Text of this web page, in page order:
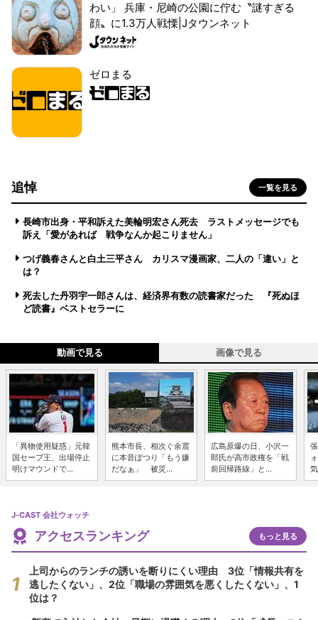
わい」 兵庫・尼崎の公園に佇む〝謎すぎる
顔〟に1.3万人戦慄|Jタウンネット
ゼロまる
追悼 一覧を見る
長崎市出身・平和訴えた美輪明宏さん死去 ラストメッセージでも
訴え「愛があれば 戦争なんか起こりません」
つげ義春さんと白土三平さん カリスマ漫画家、二人の「違い」と
は？
死去した丹羽宇一郎さんは、経済界有数の読書家だった 『死ぬほ
ど読書』ベストセラーに
動画で見る 画像で見る
「異物使用疑惑」元韓
国セーブ王、出場停止
明けマウンドで...
熊本市長、相次ぐ余震
に本音ぽつり「もう嫌
だなぁ」 被災...
広島原爆の日、小沢一
郎氏が高市政権を「戦
前回帰路線」と...
J-CAST 会社ウォッチ
アクセスランキング もっと見る
上司からのランチの誘いを断りにくい理由 3位「情報共有を
逃したくない」、2位「職場の雰囲気を悪くしたくない」、1
位は？